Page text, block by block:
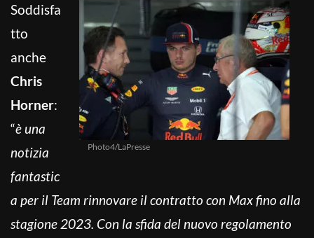
Photo4/LaPresse
Soddisfa
tto
anche
Chris
Horner:
“è una
notizia
fantastic
a per il Team rinnovare il contratto con Max fino alla
stagione 2023. Con la sfida del nuovo regolamento